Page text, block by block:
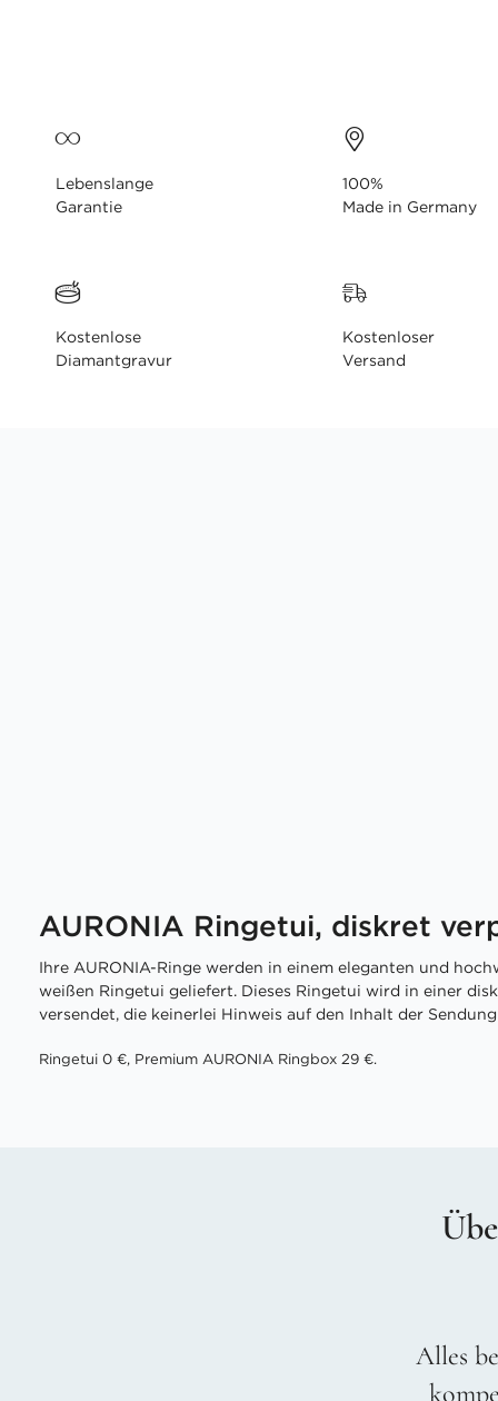
Lebenslange
Garantie
100%
Made in Germany
Kostenlose
Diamantgravur
Kostenloser
Versand
AURONIA Ringetui, diskret
Ihre AURONIA-Ringe werden in einem eleganten und
weißen Ringetui geliefert. Dieses Ringetui wird in einer
versendet, die keinerlei Hinweis auf den Inhalt der
Ringetui 0 €, Premium AURONIA Ringbox 29 €.
Alles